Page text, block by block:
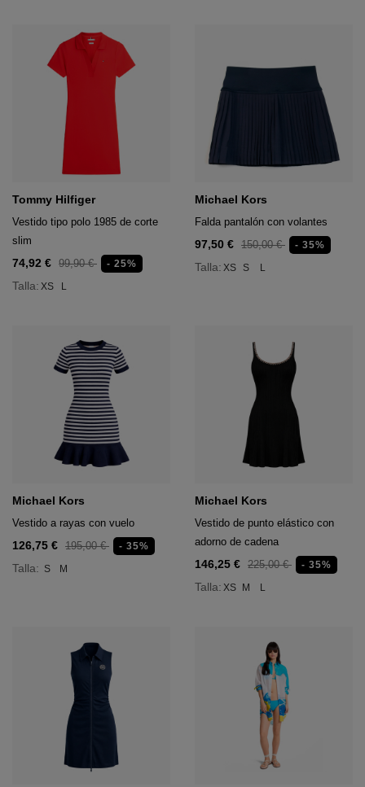
Tommy Hilfiger
Vestido tipo polo 1985 de corte
slim
74,92 € 99,90 € - 25%
Talla: XS L
Michael Kors
Falda pantalón con volantes
97,50 € 150,00 € - 35%
Talla: XS S L
Michael Kors
Vestido a rayas con vuelo
126,75 € 195,00 € - 35%
Talla: S M
Michael Kors
Vestido de punto elástico con
adorno de cadena
146,25 € 225,00 € - 35%
Talla: XS M L